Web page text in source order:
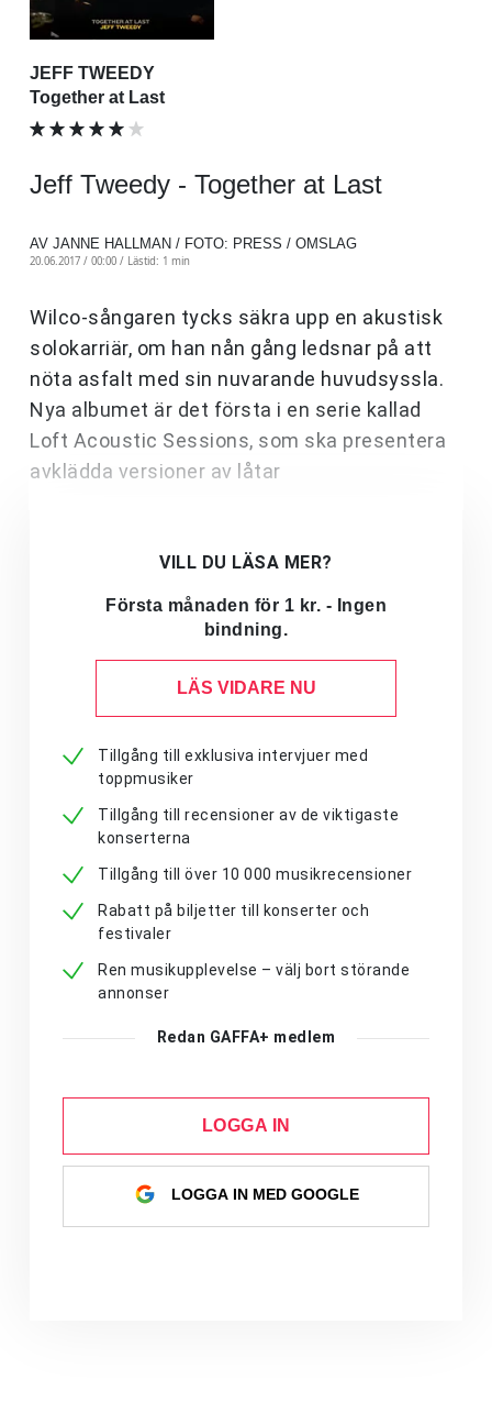
JEFF TWEEDY
Together at Last
Jeff Tweedy - Together at Last
AV JANNE HALLMAN / FOTO: PRESS / OMSLAG
20.06.2017 / 00:00 / Lästid: 1 min
Wilco-sångaren tycks säkra upp en akustisk
solokarriär, om han nån gång ledsnar på att
nöta asfalt med sin nuvarande huvudsyssla.
Nya albumet är det första i en serie kallad
Loft Acoustic Sessions, som ska presentera
avklädda versioner av låtar
VILL DU LÄSA MER?
Första månaden för 1 kr. - Ingen
bindning.
LÄS VIDARE NU
Tillgång till exklusiva intervjuer med
toppmusiker
Tillgång till recensioner av de viktigaste
konserterna
Tillgång till över 10 000 musikrecensioner
Rabatt på biljetter till konserter och
festivaler
Ren musikupplevelse – välj bort störande
annonser
Redan GAFFA+ medlem
LOGGA IN
LOGGA IN MED GOOGLE